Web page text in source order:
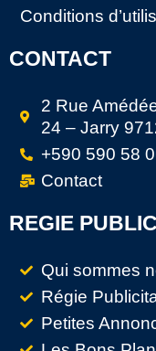
Conditions
CONTACT
2 Rue
24 – Jarry
+590 590 58
Contact
REGIE
Qui sommes
Régie
Petites